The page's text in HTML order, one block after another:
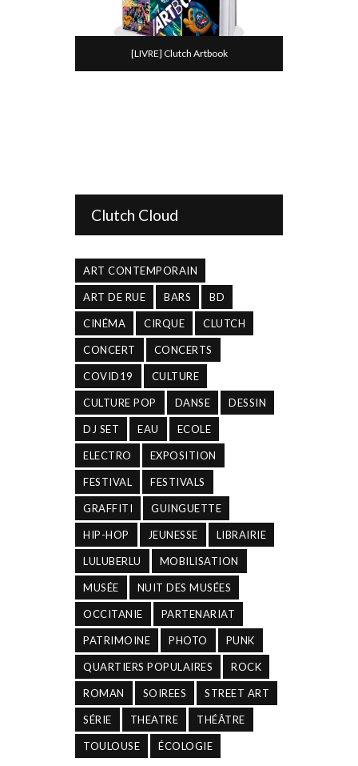
[LIVRE] Clutch Artbook
Clutch Cloud
ART CONTEMPORAIN
ART DE RUE BARS BD
CINÉMA CIRQUE CLUTCH
CONCERT CONCERTS
COVID19 CULTURE
CULTURE POP DANSE DESSIN
DJ SET EAU ECOLE
ELECTRO EXPOSITION
FESTIVAL FESTIVALS
GRAFFITI GUINGUETTE
HIP-HOP JEUNESSE LIBRAIRIE
LULUBERLU MOBILISATION
MUSÉE NUIT DES MUSÉES
OCCITANIE PARTENARIAT
PATRIMOINE PHOTO PUNK
QUARTIERS POPULAIRES ROCK
ROMAN SOIREES STREET ART
SÉRIE THEATRE THÉÂTRE
TOULOUSE ÉCOLOGIE